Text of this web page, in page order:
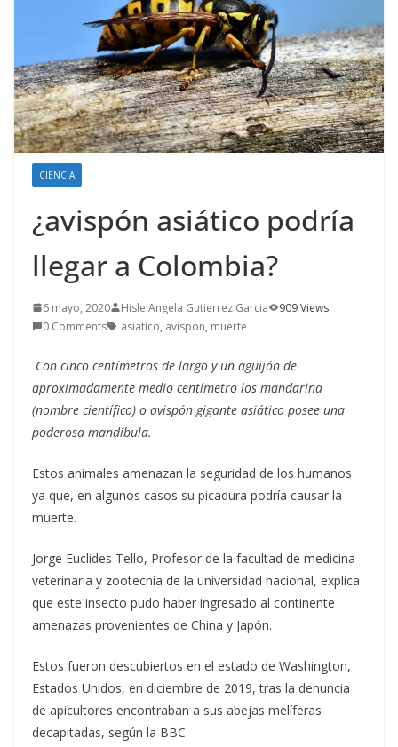
CIENCIA
¿avispón asiático podría
llegar a Colombia?
6 mayo, 2020 Hisle Angela Gutierrez Garcia
909 Views
0 Comments
asiatico, avispon, muerte
Con cinco centímetros de largo y un aguijón de
aproximadamente medio centímetro los mandarina
(nombre científico) o avispón gigante asiático posee una
poderosa mandíbula.
Estos animales amenazan la seguridad de los humanos
ya que, en algunos casos su picadura podría causar la
muerte.
Jorge Euclides Tello, Profesor de la facultad de medicina
veterinaria y zootecnia de la universidad nacional, explica
que este insecto pudo haber ingresado al continente
amenazas provenientes de China y Japón.
Estos fueron descubiertos en el estado de Washington,
Estados Unidos, en diciembre de 2019, tras la denuncia
de apicultores encontraban a sus abejas melíferas
decapitadas, según la BBC.